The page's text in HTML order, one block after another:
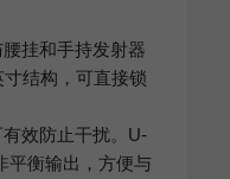
挂和手持发射器
结构，可直接锁
效防止干扰。U-
平衡输出，方便与